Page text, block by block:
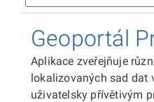
Geoportál
Aplikace zveřejňuje
lokalizovaných sad dat
uživatelsky přívětivým